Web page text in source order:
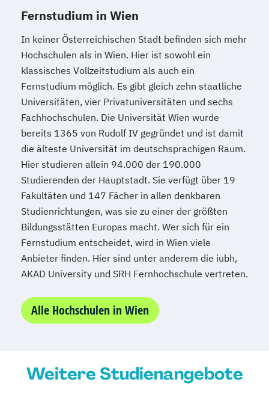
Fernstudium in Wien
In keiner Österreichischen Stadt befinden sich mehr
Hochschulen als in Wien. Hier ist sowohl ein
klassisches Vollzeitstudium als auch ein
Fernstudium möglich. Es gibt gleich zehn staatliche
Universitäten, vier Privatuniversitäten und sechs
Fachhochschulen. Die Universität Wien wurde
bereits 1365 von Rudolf IV gegründet und ist damit
die älteste Universität im deutschsprachigen Raum.
Hier studieren allein 94.000 der 190.000
Studierenden der Hauptstadt. Sie verfügt über 19
Fakultäten und 147 Fächer in allen denkbaren
Studienrichtungen, was sie zu einer der größten
Bildungsstätten Europas macht. Wer sich für ein
Fernstudium entscheidet, wird in Wien viele
Anbieter finden. Hier sind unter anderem die iubh,
AKAD University und SRH Fernhochschule vertreten.
Alle Hochschulen in Wien
Weitere Studienangebote